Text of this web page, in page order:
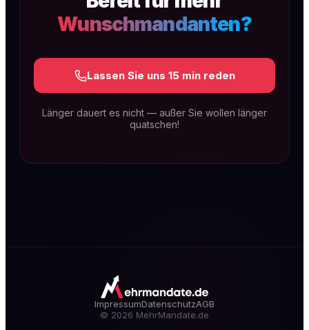
Mehr erfahren
Technische Exzellenz, rechtsspezifischer
Wunschmandanten?
Lassen Sie uns 15 min reden
Länger dauert es nicht — außer Sie wollen länger
quatschen!
ImpressumDatenschutzAGB
© 2026 MehrMandate.de